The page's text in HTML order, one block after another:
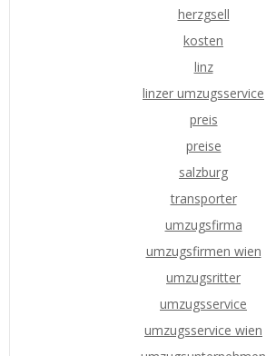
herzgsell
kosten
linz
linzer umzugsservice
preis
preise
salzburg
transporter
umzugsfirma
umzugsfirmen wien
umzugsritter
umzugsservice
umzugsservice wien